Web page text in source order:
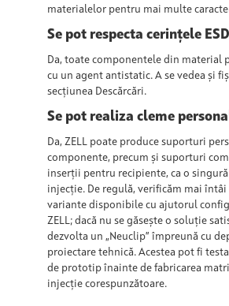
materialelor pentru mai multe
Se pot respecta cerințele
Da, toate componentele din material
cu un agent antistatic. A se vedea și
secțiunea Descărcări.
Se pot realiza cleme
Da, ZELL poate produce suporturi
componente, precum și suporturi
inserții pentru recipiente, ca o
injecție. De regulă, verificăm mai întâi
variante disponibile cu ajutorul
ZELL; dacă nu se găsește o soluție
dezvolta un „Neuclip” împreună cu
proiectare tehnică. Acestea pot fi
de prototip înainte de fabricarea
injecție corespunzătoare.